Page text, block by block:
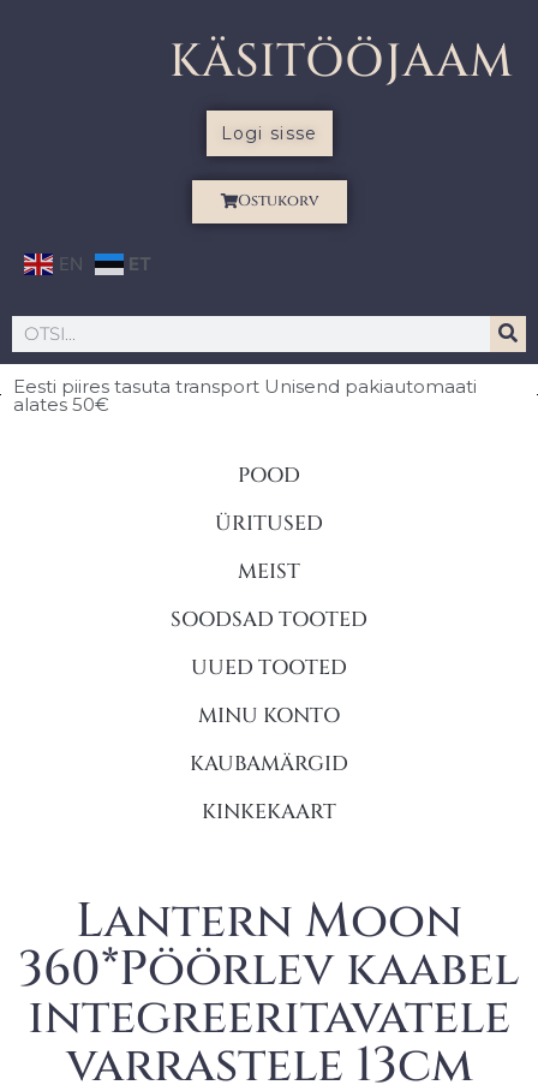
KÄSITÖÖJAAM
Logi sisse
Ostukorv
EN ET
Eesti piires tasuta transport Unisend pakiautomaati
alates 50€
POOD
ÜRITUSED
MEIST
SOODSAD TOOTED
UUED TOOTED
MINU KONTO
KAUBAMÄRGID
KINKEKAART
Lantern Moon
360*Pöörlev kaabel
integreeritavatele
varrastele 13cm